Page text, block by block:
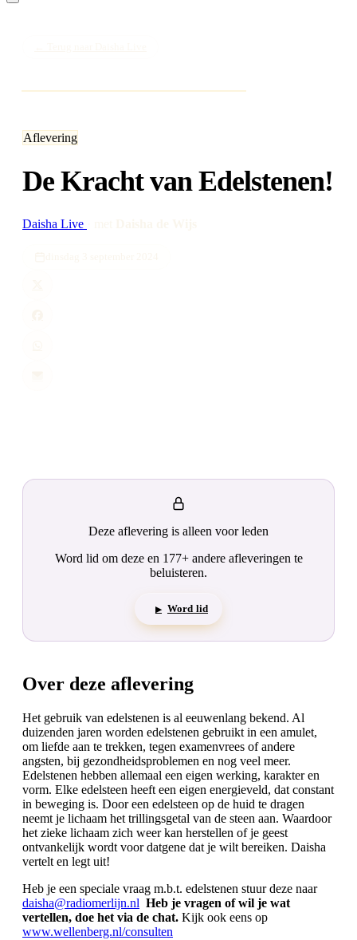
Aflevering
De Kracht van Edelstenen!
Daisha Live
Deze aflevering is alleen voor leden
Word lid om deze en 177+ andere afleveringen te
beluisteren.
▶ Word lid
Over deze aflevering
Het gebruik van edelstenen is al eeuwenlang bekend. Al
duizenden jaren worden edelstenen gebruikt in een amulet,
om liefde aan te trekken, tegen examenvrees of andere
angsten, bij gezondheidsproblemen en nog veel meer.
Edelstenen hebben allemaal een eigen werking, karakter en
vorm. Elke edelsteen heeft een eigen energieveld, dat constant
in beweging is. Door een edelsteen op de huid te dragen
neemt je lichaam het trillingsgetal van de steen aan. Waardoor
het zieke lichaam zich weer kan herstellen of je geest
ontvankelijk wordt voor datgene dat je wilt bereiken. Daisha
vertelt en legt uit!
Heb je een speciale vraag m.b.t. edelstenen stuur deze naar
daisha@radiomerlijn.nl Heb je vragen of wil je wat
vertellen, doe het via de chat. Kijk ook eens op
www.wellenberg.nl/consulten